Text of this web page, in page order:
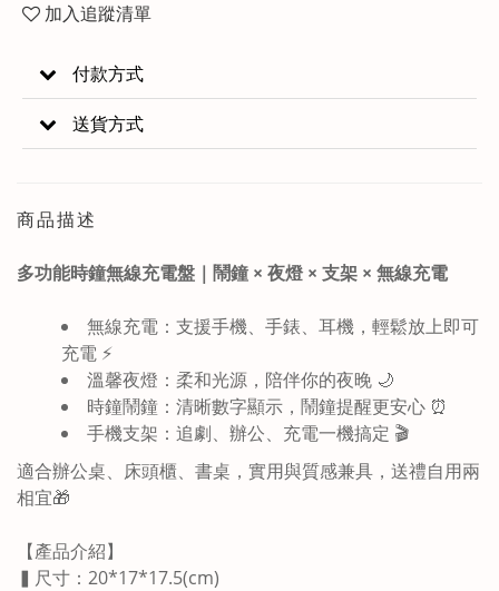
加入追蹤清單
付款方式
送貨方式
商品描述
多功能時鐘無線充電盤｜鬧鐘 × 夜燈 × 支架 × 無線充電
無線充電：支援手機、手錶、耳機，輕鬆放上即可
充電 ⚡
溫馨夜燈：柔和光源，陪伴你的夜晚 🌙
時鐘鬧鐘：清晰數字顯示，鬧鐘提醒更安心 ⏰
手機支架：追劇、辦公、充電一機搞定 🎬
適合辦公桌、床頭櫃、書桌，實用與質感兼具，送禮自用兩
相宜🎁
【產品介紹】
▍尺寸：20*17*17.5(cm)